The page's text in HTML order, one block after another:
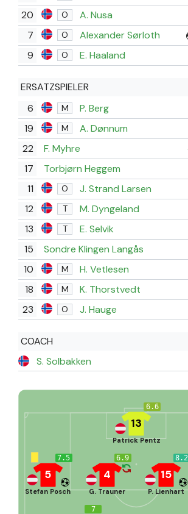
20 O A. Nusa
7 O Alexander Sørloth
9 O E. Haaland
ERSATZSPIELER
6
M P. Berg
19 M A. Dønnum
22 F. Myhre
17 Torbjørn Heggem
11 O J. Strand Larsen
12 T
M. Dyngeland
13
T
E. Selvik
15
Sondre Klingen Langås
10
M
H. Vetlesen
18
M
K. Thorstvedt
23
O J. Hauge
COACH
S. Solbakken
6.6
13
Patrick Pentz
8.2
15
P. Lienhart
6.9
4
G. Trauner
7.5
5
Stefan Posch
7